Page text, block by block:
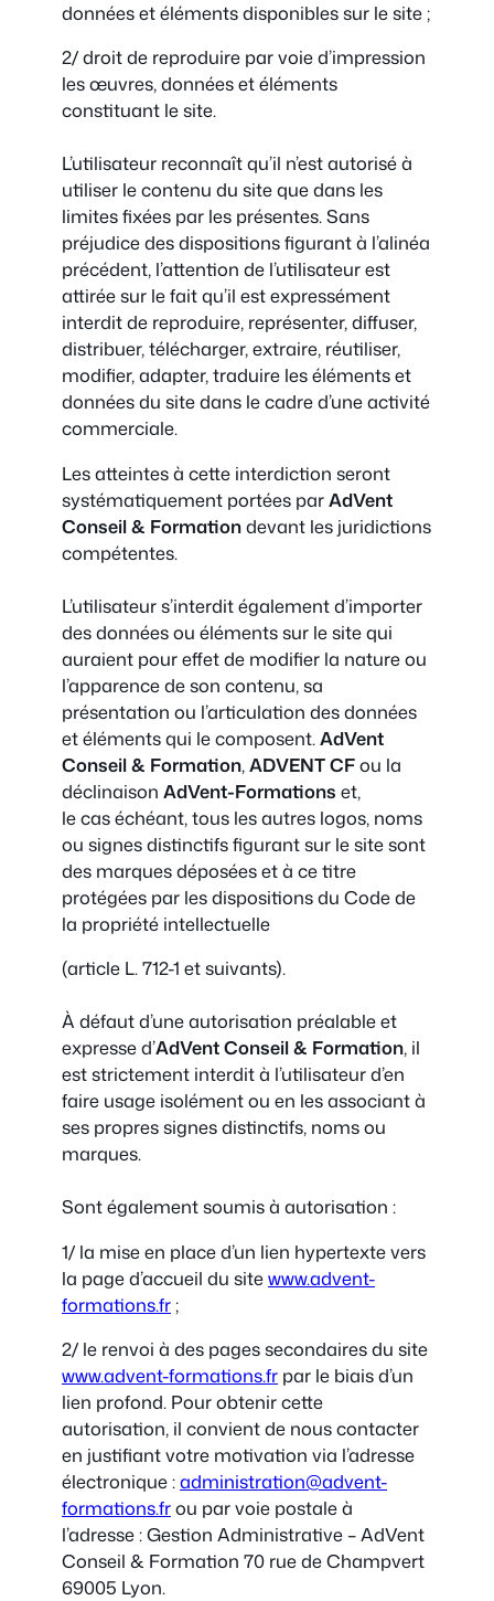
données et éléments disponibles sur le site ;
2/ droit de reproduire par voie d’impression
les œuvres, données et éléments
constituant le site.
L’utilisateur reconnaît qu’il n’est autorisé à
utiliser le contenu du site que dans les
limites fixées par les présentes. Sans
préjudice des dispositions figurant à l’alinéa
précédent, l’attention de l’utilisateur est
attirée sur le fait qu’il est expressément
interdit de reproduire, représenter, diffuser,
distribuer, télécharger, extraire, réutiliser,
modifier, adapter, traduire les éléments et
données du site dans le cadre d’une activité
commerciale.
Les atteintes à cette interdiction seront
systématiquement portées parAdVent
Conseil & Formationdevant les juridictions
compétentes.
L’utilisateur s’interdit également d’importer
des données ou éléments sur le site qui
auraient pour effet de modifier la nature ou
l’apparence de son contenu, sa
présentation ou l’articulation des données
et éléments qui le composent.AdVent
Conseil & Formation,ADVENT CFou la
déclinaison AdVent-Formations et,
le cas échéant, tous les autres logos, noms
ou signes distinctifs figurant sur le site sont
des marques déposées et à ce titre
protégées par les dispositions du Code de
la propriété intellectuelle
(article L. 712-1 et suivants).
À défaut d’une autorisation préalable et
expresse d’AdVentConseil & Formation, il
est strictement interdit à l’utilisateur d’en
faire usage isolément ou en les associant à
ses propres signes distinctifs, noms ou
marques.
Sont également soumis à autorisation :
1/ la mise en place d’un lien hypertexte vers
la page d’accueil du sitewww.advent-
formations.fr;
2/ le renvoi à des pages secondaires du site
www.advent-formations.fr par le biais d’un
lien profond. Pour obtenir cette
autorisation, il convient de nous contacter
en justifiant votre motivation via l’adresse
électronique :administration@advent-
formations.frou par voie postale à
l’adresse : Gestion Administrative – AdVent
Conseil & Formation 70 rue de Champvert
69005 Lyon.